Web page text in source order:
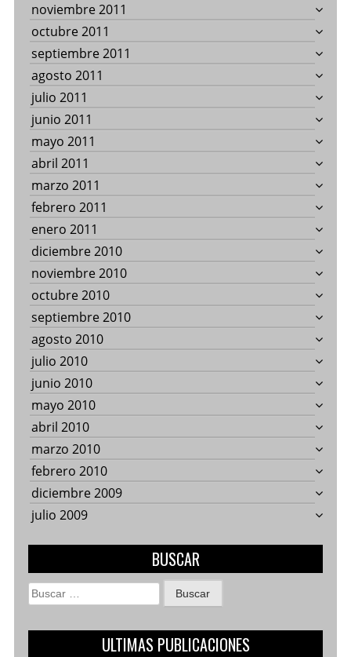
noviembre 2011
octubre 2011
septiembre 2011
agosto 2011
julio 2011
junio 2011
mayo 2011
abril 2011
marzo 2011
febrero 2011
enero 2011
diciembre 2010
noviembre 2010
octubre 2010
septiembre 2010
agosto 2010
julio 2010
junio 2010
mayo 2010
abril 2010
marzo 2010
febrero 2010
diciembre 2009
julio 2009
BUSCAR
Buscar:
ULTIMAS PUBLICACIONES